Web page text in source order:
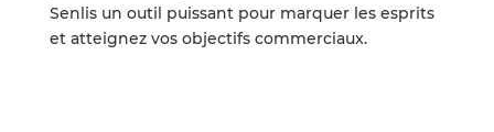
Senlis un outil puissant pour marquer les esprits
et atteignez vos objectifs commerciaux.